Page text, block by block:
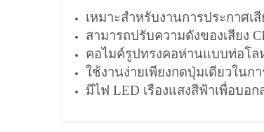
เหมาะสำหรับงานการประกาศเ
สามารถปรับความดังของเสียง
คอไมค์รูปทรงคอห่านแบบท่อโ
ใช้งานง่ายเพียงกดปุ่มเดียวในก
มีไฟ LED เรืองแสงสีฟ้าเพื่อบอ